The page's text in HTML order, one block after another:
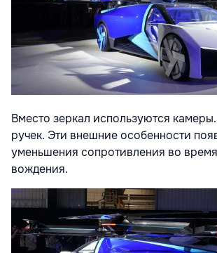
Вместо зеркал используются
ручек. Эти внешние особенности
уменьшения сопротивления во
вождения.